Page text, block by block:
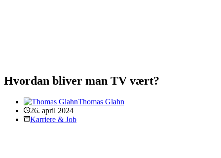
Hvordan bliver man TV vært?
Thomas Glahn
26. april 2024
Karriere & Job